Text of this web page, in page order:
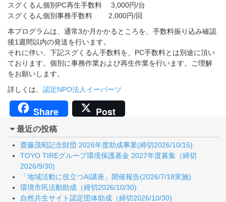
スグくるん個別PC再生手数料 3,000円/台
スグくるん個別事務手数料 2,000円/回
本プログラムは、通常3か月かかるところを、手数料振り込み確認
後1週間以内の発送を行います。
それに伴い、下記スグくるん手数料を、PC手数料とは別途に頂い
ております。個別に事務作業および再生作業を行います。ご理解
をお願いします。
詳しくは、 認定NPO法人イーパーツ
Share Post
最近の投稿
齋藤茂昭記念財団 2026年度助成事業(締切2026/10/15)
TOYO TIREグループ環境保護基金 2027年度募集（締切
2026/9/30)
「地域活動に役立つAI講座」開催報告(2026/7/18実施)
環境市民活動助成（締切2026/10/30)
自然共生サイト認定団体助成（締切2026/10/30)